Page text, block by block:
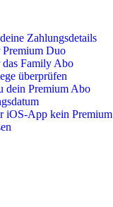
Zahlungsdetails
Duo
Family Abo
überprüfen
dein Premium Abo
iOS-App kein Premium